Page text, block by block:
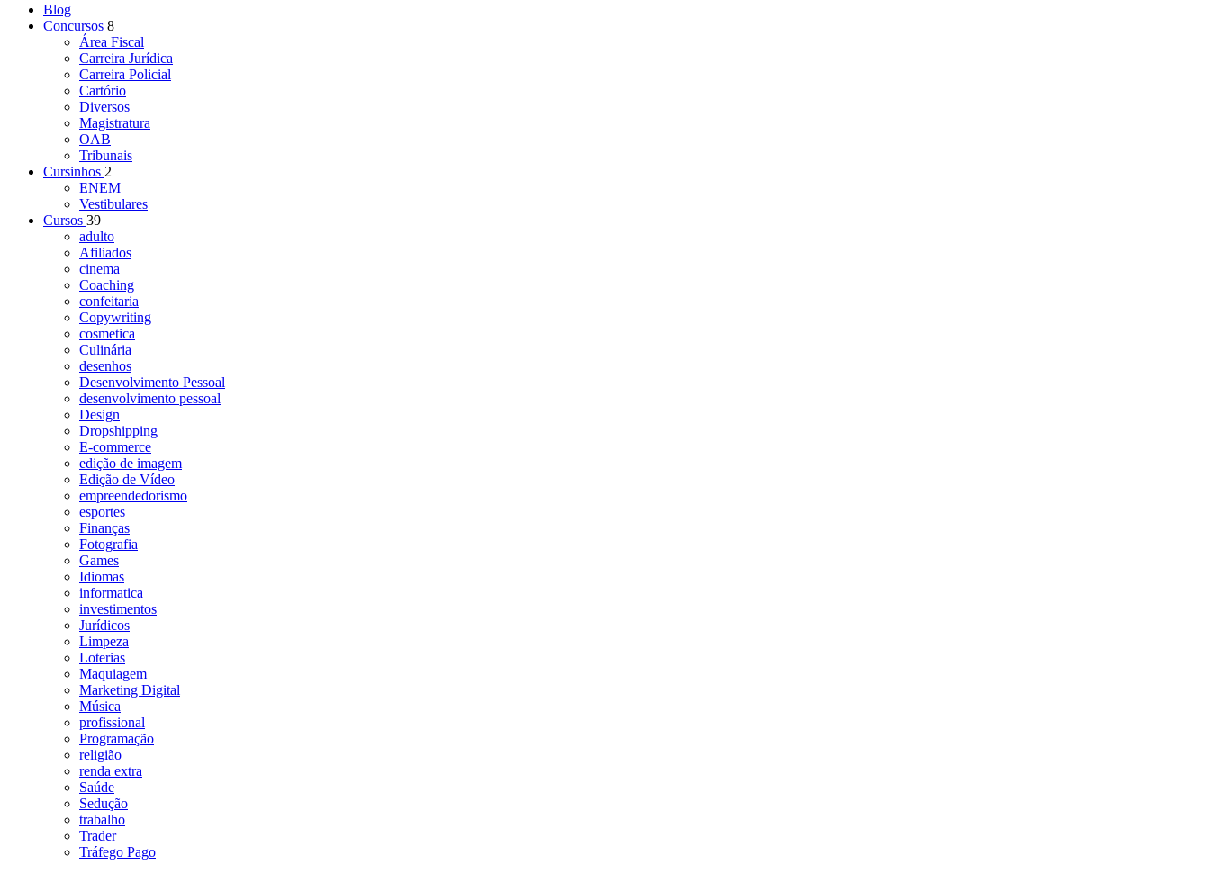
Blog
Concursos 8
Área Fiscal
Carreira Jurídica
Carreira Policial
Cartório
Diversos
Magistratura
OAB
Tribunais
Cursinhos 2
ENEM
Vestibulares
Cursos 39
adulto
Afiliados
cinema
Coaching
confeitaria
Copywriting
cosmetica
Culinária
desenhos
Desenvolvimento Pessoal
desenvolvimento pessoal
Design
Dropshipping
E-commerce
edição de imagem
Edição de Vídeo
empreendedorismo
esportes
Finanças
Fotografia
Games
Idiomas
informatica
investimentos
Jurídicos
Limpeza
Loterias
Maquiagem
Marketing Digital
Música
profissional
Programação
religião
renda extra
Saúde
Sedução
trabalho
Trader
Tráfego Pago